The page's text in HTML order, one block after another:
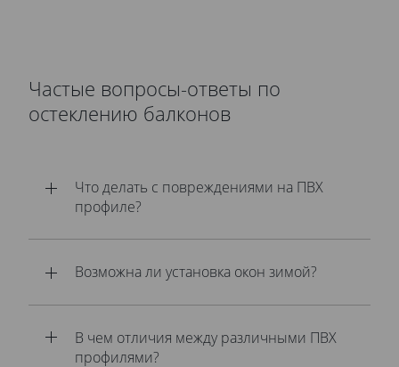
Частые вопросы-ответы по
остеклению балконов
Что делать с повреждениями на ПВХ
профиле?
Возможна ли установка окон зимой?
В чем отличия между различными ПВХ
профилями?